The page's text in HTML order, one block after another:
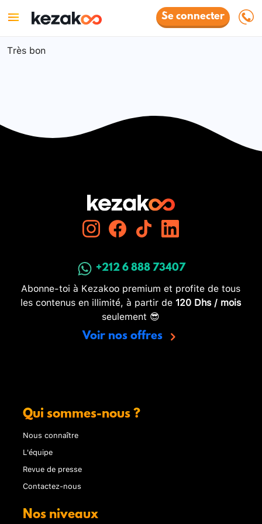
Se connecter
Très bon
+212 6 888 73407
Abonne-toi à Kezakoo premium et profite de tous
les contenus en illimité, à partir de 120 Dhs / mois
seulement 😎
Voir nos offres
Qui sommes-nous ?
Nous connaître
L'équipe
Revue de presse
Contactez-nous
Nos niveaux